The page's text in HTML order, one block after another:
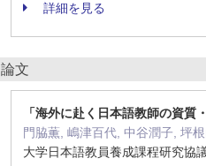
詳細を見る
論文
「海外に赴く日本語教師の資
門脇薫, 嶋津百代, 中谷潤子, 坪
大学日本語教員養成課程研究